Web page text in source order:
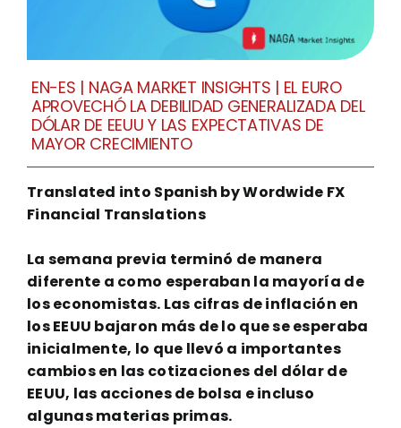
EN-ES | NAGA MARKET INSIGHTS | EL EURO
APROVECHÓ LA DEBILIDAD GENERALIZADA DEL
DÓLAR DE EEUU Y LAS EXPECTATIVAS DE
MAYOR CRECIMIENTO
Translated into Spanish by Wordwide FX
Financial Translations
La semana previa terminó de manera
diferente a como esperaban la mayoría de
los economistas. Las cifras de inflación en
los EEUU bajaron más de lo que se esperaba
inicialmente, lo que llevó a importantes
cambios en las cotizaciones del dólar de
EEUU, las acciones de bolsa e incluso
algunas materias primas.